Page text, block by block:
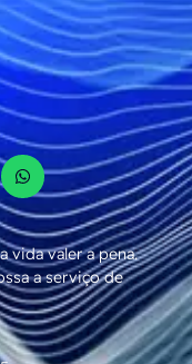
vida valer a pena.
a serviço de